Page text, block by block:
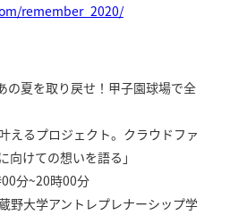
remember_2020/
の夏を取り戻せ！甲子園球場で全
えるプロジェクト。クラウドファ
向けての想いを語る」
分~20時00分
野大学アントレプレナーシップ学